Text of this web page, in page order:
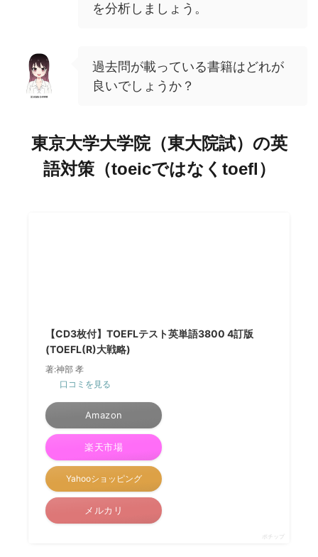
を分析しましょう。
過去問が載っている書籍はどれが
良いでしょうか？
東京大学大学院（東大院試）の英
語対策（toeicではなくtoefl）
【CD3枚付】TOEFLテスト英単語3800 4訂版
(TOEFL(R)大戦略)
著:神部 孝
口コミを見る
Amazon
楽天市場
Yahooショッピング
メルカリ
ポチップ